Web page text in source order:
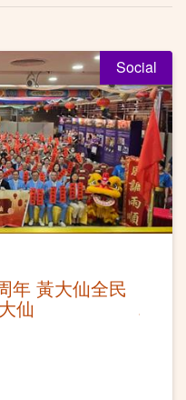
Social
年 黃大仙全民
仙